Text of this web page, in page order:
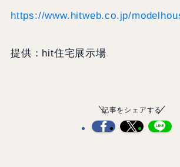
https://www.hitweb.co.jp/
提供：hit住宅展示場
記事をシェアする